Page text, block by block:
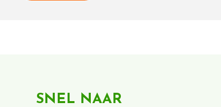
SNEL NAAR